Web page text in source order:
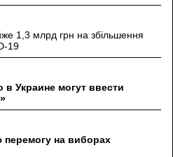
1,3 млрд грн на збільшення
19
Украине могут ввести
на виборах